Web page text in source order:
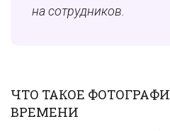
на сотрудников.
ЧТО ТАКОЕ
ВРЕМЕНИ